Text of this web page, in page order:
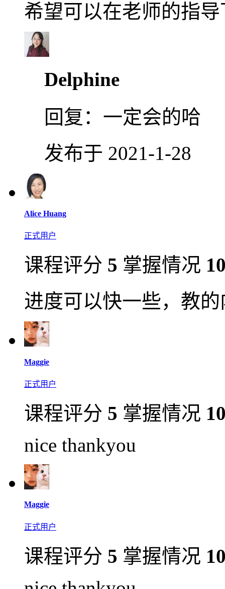
希望可以在老师的指
Delphine
回复： 一定会的哈
发布于 2021-1-28
Alice Huang
正式用户
课程评分 5 掌握情况
进度可以快一些，教
Maggie
正式用户
课程评分 5 掌握情况
nice thankyou
Maggie
正式用户
课程评分 5 掌握情况